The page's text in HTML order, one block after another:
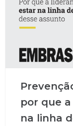
por que
na linha